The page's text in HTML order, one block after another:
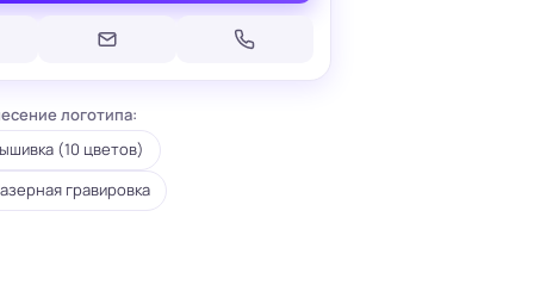
Печать на футболках
Брендирование униформы
Печать на термосах
логотипа:
(10 цветов)
гравировка